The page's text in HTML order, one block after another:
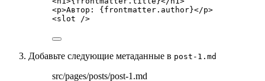
<p>Автор: { frontmatter . author }</p>
<slot />
Добавьте следующие метаданные в post-1.md
src/pages/posts/post-1.md